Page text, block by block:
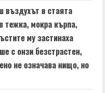
в стаята
тежка, мокра кърпа,
му застинаха
с онзи безстрастен,
не означава нищо, но